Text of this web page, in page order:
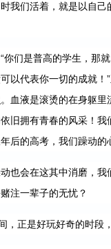
我们活着，就是以自
们是普高的学生，那
以代表你一切的成就！
血液是滚烫的在身躯
旧拥有青春的风采！
后的高考，我们躁动的
也会在这其中消磨，
注一辈子的无忧？
，正是好玩好奇的时段